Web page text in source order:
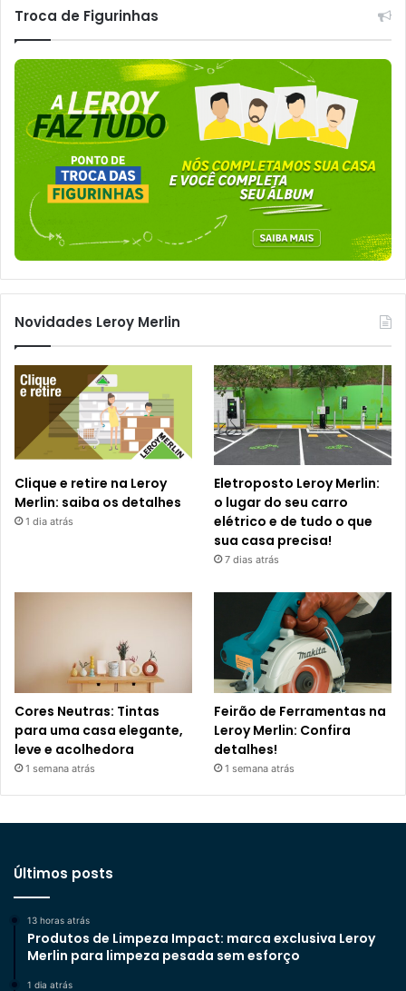
Troca de Figurinhas
Novidades Leroy Merlin
Clique e retire na Leroy
Merlin: saiba os detalhes
1 dia atrás
Eletroposto Leroy Merlin:
o lugar do seu carro
elétrico e de tudo o que
sua casa precisa!
7 dias atrás
Cores Neutras: Tintas
para uma casa elegante,
leve e acolhedora
1 semana atrás
Feirão de Ferramentas na
Leroy Merlin: Confira
detalhes!
1 semana atrás
Últimos posts
13 horas atrás
Produtos de Limpeza Impact: marca exclusiva Leroy
Merlin para limpeza pesada sem esforço
1 dia atrás